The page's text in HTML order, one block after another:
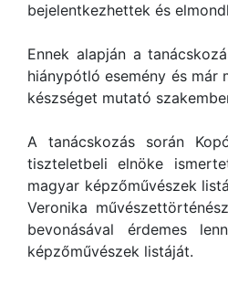
bejelentkezhettek és
Ennek alapján a
hiánypótló esemény és már
készséget mutató
A tanácskozás során
tiszteletbeli elnöke
magyar képzőművészek
Veronika
bevonásával érdemes
képzőművészek listáját.